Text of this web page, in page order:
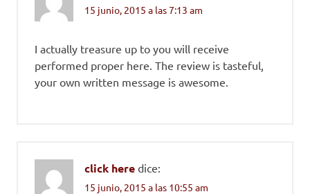
15 junio, 2015 a las 7:13 am
I actually treasure up to you will receive
performed proper here. The review is tasteful,
your own written message is awesome.
click here dice:
15 junio, 2015 a las 10:55 am